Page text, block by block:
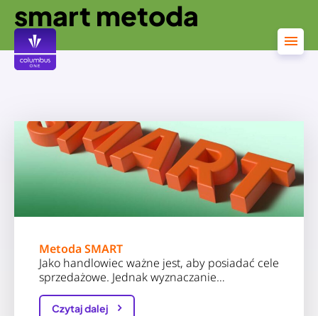
treści
smart metoda
Metoda SMART
Jako handlowiec ważne jest, aby posiadać cele
sprzedażowe. Jednak wyznaczanie…
Czytaj dalej